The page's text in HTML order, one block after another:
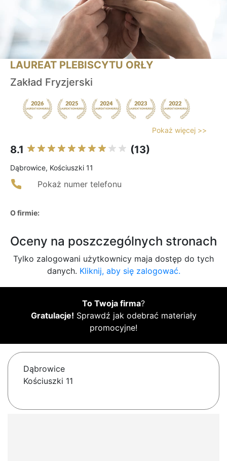
LAUREAT PLEBISCYTU ORŁY
Zakład Fryzjerski
Pokaż więcej >>
8.1 (13)
Dąbrowice, Kościuszki 11
Pokaż numer telefonu
O firmie:
Oceny na poszczególnych stronach
Tylko zalogowani użytkownicy maja dostęp do tych
danych. Kliknij, aby się zalogować.
To Twoja firma?
Gratulacje! Sprawdź jak odebrać materiały
promocyjne!
Dąbrowice
Kościuszki 11